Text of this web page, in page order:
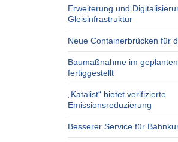
Erweiterung und
Gleisinfrastruktur
Neue Containerbrücken für
Baumaßnahme im
fertiggestellt
„Katalist“ bietet verifizierte
Emissionsreduzierung
Besserer Service für